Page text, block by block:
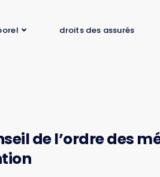
droits des assurés
de l’ordre des